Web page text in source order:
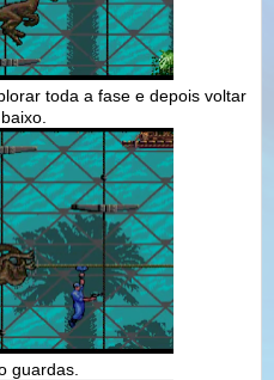
toda a fase e depois voltar
guardas.